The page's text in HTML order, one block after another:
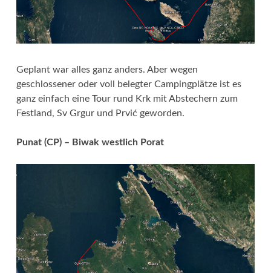
Geplant war alles ganz anders. Aber wegen
geschlossener oder voll belegter Campingplätze ist es
ganz einfach eine Tour rund Krk mit Abstechern zum
Festland, Sv Grgur und Prvić geworden.
Punat (CP) – Biwak westlich Porat